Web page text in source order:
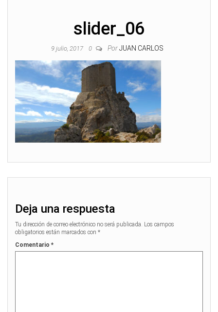
slider_06
9 julio, 2017 0 Por JUAN CARLOS
Deja una respuesta
Tu dirección de correo electrónico no será publicada. Los campos
obligatorios están marcados con *
Comentario *